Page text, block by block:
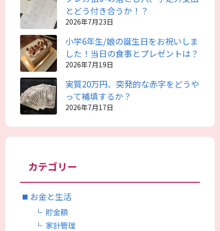
とどう付き合うか！？
2026年7月23日
小学6年生/娘の誕生日をお祝いしま
した！当日の食事とプレゼントは？
2026年7月19日
実質20万円、突発的な赤字をどうや
って補填するか？
2026年7月17日
カテゴリー
お金と生活
貯金額
家計管理